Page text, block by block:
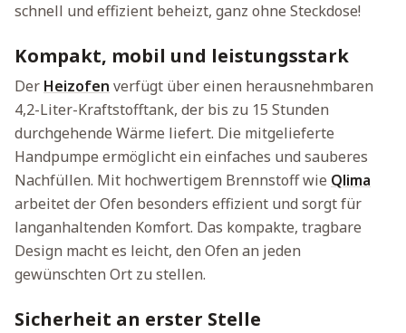
schnell und effizient beheizt, ganz ohne Steckdose!
Kompakt, mobil und leistungsstark
Der Heizofen verfügt über einen herausnehmbaren
4,2-Liter-Kraftstofftank, der bis zu 15 Stunden
durchgehende Wärme liefert. Die mitgelieferte
Handpumpe ermöglicht ein einfaches und sauberes
Nachfüllen. Mit hochwertigem Brennstoff wie Qlima
arbeitet der Ofen besonders effizient und sorgt für
langanhaltenden Komfort. Das kompakte, tragbare
Design macht es leicht, den Ofen an jeden
gewünschten Ort zu stellen.
Sicherheit an erster Stelle